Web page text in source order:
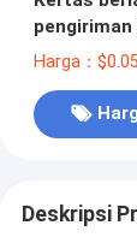
Harga：
Deskripsi